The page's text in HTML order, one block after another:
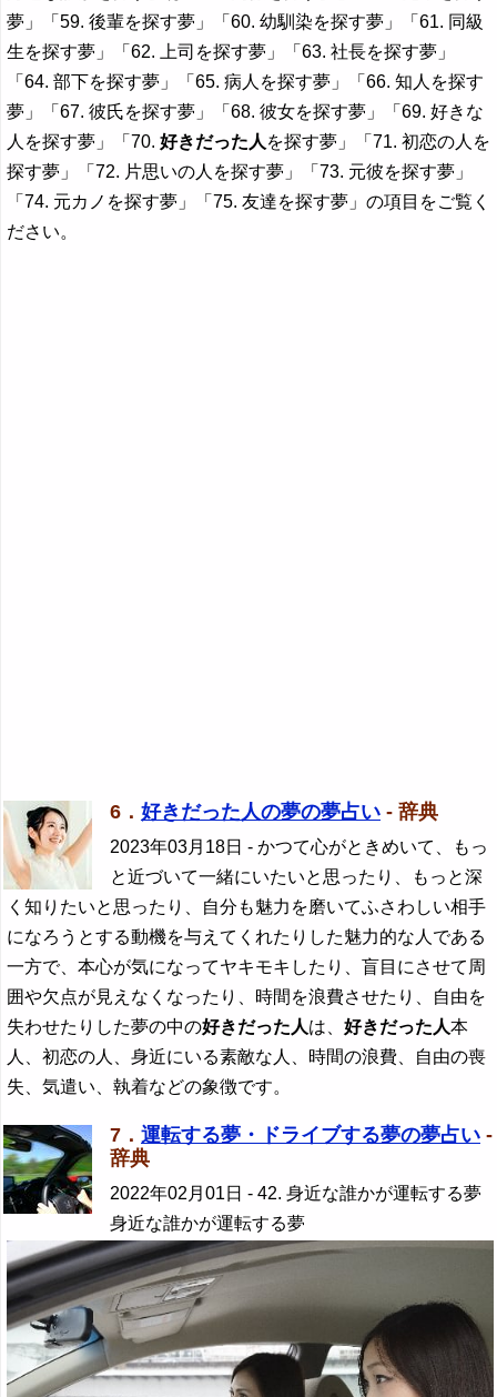
夢」「59. 後輩を探す夢」「60. 幼馴染を探す夢」「61. 同級
生を探す夢」「62. 上司を探す夢」「63. 社長を探す夢」
「64. 部下を探す夢」「65. 病人を探す夢」「66. 知人を探す
夢」「67. 彼氏を探す夢」「68. 彼女を探す夢」「69. 好きな
人を探す夢」「70.好きだった人 を探す夢」「71. 初恋の人を
探す夢」「72. 片思いの人を探す夢」「73. 元彼を探す夢」
「74. 元カノを探す夢」「75. 友達を探す夢」の項目をご覧く
ださい。
6． 好きだった人の夢の夢占い - 辞典
2023年03月18日 - かつて心がときめいて、もっ
と近づいて一緒にいたいと思ったり、もっと深
く知りたいと思ったり、自分も魅力を磨いてふさわしい相手
になろうとする動機を与えてくれたりした魅力的な人である
一方で、本心が気になってヤキモキしたり、盲目にさせて周
囲や欠点が見えなくなったり、時間を浪費させたり、自由を
失わせたりした夢の中の好きだった人は、好きだった人本
人、初恋の人、身近にいる素敵な人、時間の浪費、自由の喪
失、気遣い、執着などの象徴です。
7． 運転する夢・ドライブする夢の夢占い -
辞典
2022年02月01日 - 42. 身近な誰かが運転する夢
身近な誰かが運転する夢